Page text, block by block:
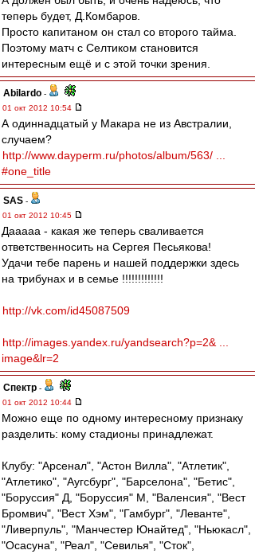
теперь будет, Д.Комбаров.
Просто капитаном он стал со второго тайма.
Поэтому матч с Селтиком становится
интересным ещё и с этой точки зрения.
Abilardo -
01 окт 2012 10:54
А одиннадцатый у Макара не из Австралии,
случаем?
http://www.dayperm.ru/photos/album/563/ ...
#one_title
SAS -
01 окт 2012 10:45
Дааааа - какая же теперь сваливается
ответственносить на Сергея Песьякова!
Удачи тебе парень и нашей поддержки здесь
на трибунах и в семье !!!!!!!!!!!!!
http://vk.com/id45087509
http://images.yandex.ru/yandsearch?p=2& ...
image&lr=2
Спектр -
01 окт 2012 10:44
Можно еще по одному интересному признаку
разделить: кому стадионы принадлежат.
Клубу: "Арсенал", "Астон Вилла", "Атлетик",
"Атлетико", "Аугсбург", "Барселона", "Бетис",
"Боруссия" Д, "Боруссия" М, "Валенсия", "Вест
Бромвич", "Вест Хэм", "Гамбург", "Леванте",
"Ливерпуль", "Манчестер Юнайтед", "Ньюкасл",
"Осасуна", "Реал", "Севилья", "Сток",